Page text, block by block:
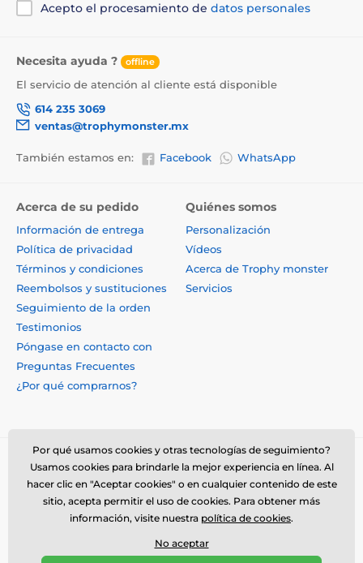
Acepto el procesamiento de datos personales
Necesita ayuda ? offline
El servicio de atención al cliente está disponible
614 235 3069
ventas@trophymonster.mx
También estamos en: Facebook WhatsApp
Acerca de su pedido
Información de entrega
Política de privacidad
Términos y condiciones
Reembolsos y sustituciones
Seguimiento de la orden
Testimonios
Póngase en contacto con
Preguntas Frecuentes
¿Por qué comprarnos?
Quiénes somos
Personalización
Vídeos
Acerca de Trophy monster
Servicios
© 2026 www.trophymonster.mx ⦁ Tienda electrónica creada por
Por qué usamos cookies y otras tecnologías de seguimiento?
Usamos cookies para brindarle la mejor experiencia en línea. Al
hacer clic en "Aceptar cookies" o en cualquier contenido de este
sitio, acepta permitir el uso de cookies. Para obtener más
información, visite nuestra política de cookies.
No aceptar